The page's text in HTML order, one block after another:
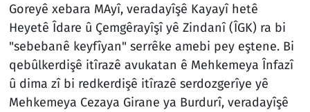
Goreyê xebara MAyî, veradayîşê Kayayî hetê
Heyetê Îdare û Çemgêrayîşî yê Zindanî (ÎGK) ra bi
"sebebanê keyfîyan" serrêke amebi pey eştene. Bi
qebûlkerdişê itîrazê avukatan ê Mehkemeya Înfazî
û dima zî bi redkerdişê itîrazê serdozgerîye yê
Mehkemeya Cezaya Girane ya Burdurî, veradayîşê